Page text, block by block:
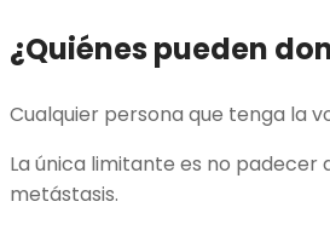
¿Quiénes pueden
Cualquier persona que tenga la
La única limitante es no
metástasis.